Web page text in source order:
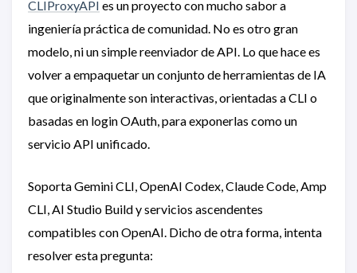
CLIProxyAPI es un proyecto con mucho sabor a
ingeniería práctica de comunidad. No es otro gran
modelo, ni un simple reenviador de API. Lo que hace es
volver a empaquetar un conjunto de herramientas de IA
que originalmente son interactivas, orientadas a CLI o
basadas en login OAuth, para exponerlas como un
servicio API unificado.
Soporta Gemini CLI, OpenAI Codex, Claude Code, Amp
CLI, AI Studio Build y servicios ascendentes
compatibles con OpenAI. Dicho de otra forma, intenta
resolver esta pregunta: